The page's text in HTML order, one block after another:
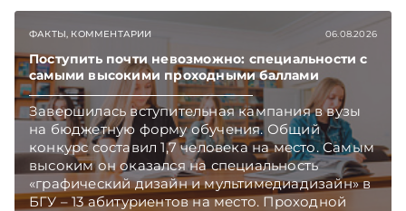
ФАКТЫ, КОММЕНТАРИИ 06.08.2026
Поступить почти невозможно: специальности с
самыми высокими проходными баллами
Завершилась вступительная кампания в вузы
на бюджетную форму обучения. Общий
конкурс составил 1,7 человека на место. Самым
высоким он оказался на специальность
«графический дизайн и мультимедиадизайн» в
БГУ – 13 абитуриентов на место. Проходной